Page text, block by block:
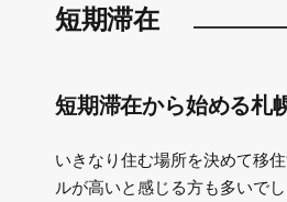
短期滞在
短期滞在から始める札
いきなり住む場所を決めて移
ルが高いと感じる方も多いで